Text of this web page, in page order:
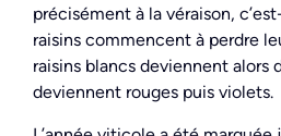
précisément à la véraison,
raisins commencent à perdre
raisins blancs deviennent alors
deviennent rouges puis violets.